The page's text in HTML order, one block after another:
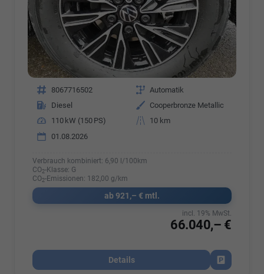
Fahrzeugnr. 8067716502 Getriebe Automatik
Kraftstoff
Diesel Außenfarbe
Cooperbronze Metallic
Leistung
110 kW (150 PS) Kilometerstand
10 km
01.08.2026
Verbrauch kombiniert: 6,90 l/100km
CO2-Klasse: G
CO2-Emissionen: 182,00 g/km
ab 921,– € mtl.
66.040,– €
incl. 19% MwSt.
Details
Fahrzeug